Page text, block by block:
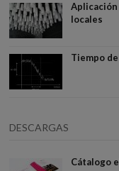
locales
Tiempo
DESCARGAS
Cátalogo